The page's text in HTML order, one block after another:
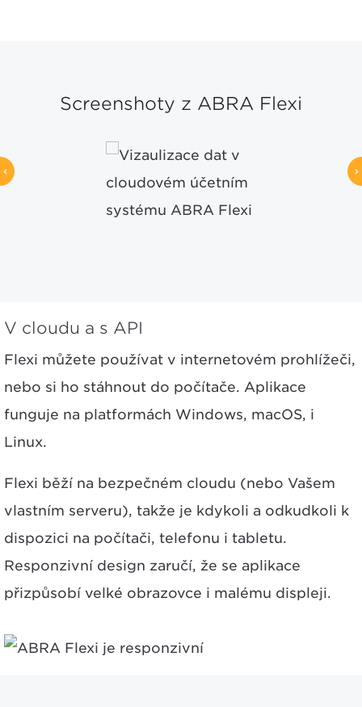
Screenshoty z ABRA Flexi
V cloudu a s API
Flexi můžete používat v internetovém prohlížeči,
nebo si ho stáhnout do počítače. Aplikace
funguje na platformách Windows, macOS, i
Linux.
Flexi běží na bezpečném cloudu (nebo Vašem
vlastním serveru), takže je kdykoli a odkudkoli k
dispozici na počítači, telefonu i tabletu.
Responzivní design zaručí, že se aplikace
přizpůsobí velké obrazovce i malému displeji.